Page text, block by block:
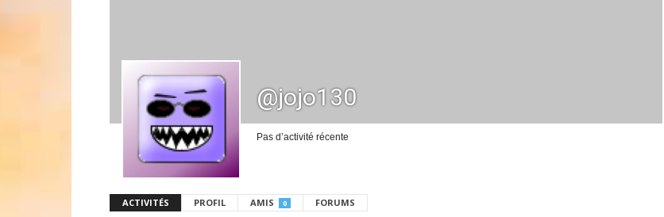
@jojo130
Pas d’activité récente
ACTIVITÉS PROFIL AMIS 0 FORUMS